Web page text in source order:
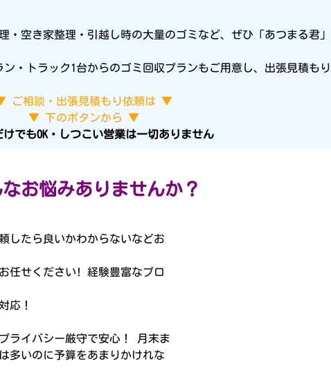
・空き家整理・引越し時の大量のゴミなど、ぜひ「あつまる君
・トラック1台からのゴミ回収プランもご用意し、出張見積も
ご相談・出張見積もり依頼は ▼
▼ 下のボタンから ▼
でもOK・しつこい営業は一切ありません
なお悩みありませんか？
したら良いかわからないなどお
任せください! 経験豊富なプロ
応！
ライバシー厳守で安心！ 月末ま
多いのに予算をあまりかけれな